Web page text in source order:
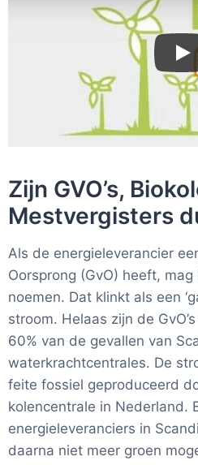
Zijn GVO’s,
Mestvergisters
Als de energieleverancier
Oorsprong (GvO) heeft,
noemen. Dat klinkt als een
stroom. Helaas zijn de
60% van de gevallen van
waterkrachtcentrales. De
feite fossiel geproduceerd
kolencentrale in Nederland.
energieleveranciers in
daarna niet meer groen